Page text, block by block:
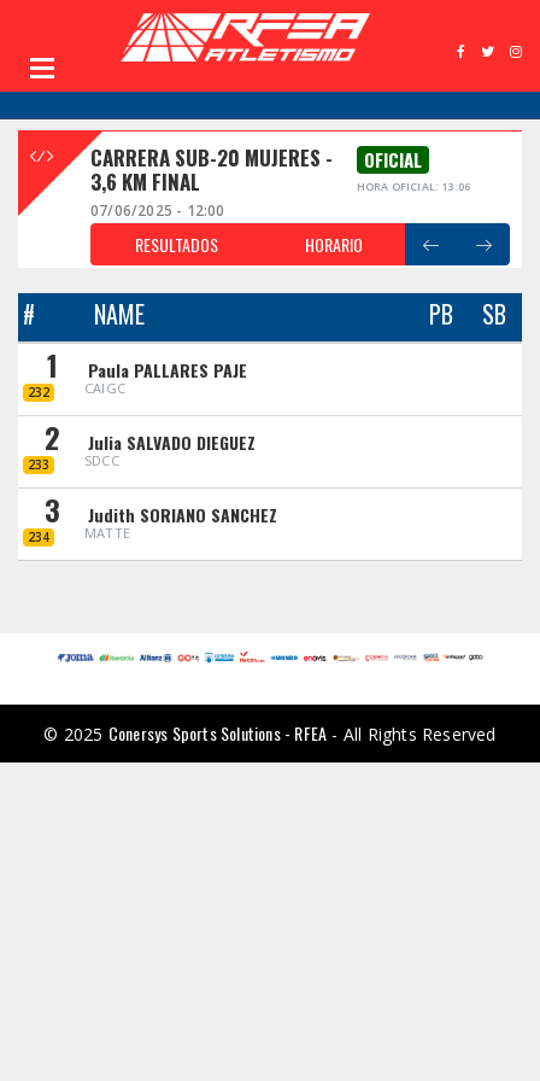
CARRERA SUB-20 MUJERES -
3,6 KM FINAL
OFICIAL
HORA OFICIAL: 13:06
07/06/2025 - 12:00
RESULTADOS HORARIO
# NAME PB SB
1
232
Paula PALLARES PAJE
CAIGC
2
233
Julia SALVADO DIEGUEZ
SDCC
3
234
Judith SORIANO SANCHEZ
MATTE
© 2025 Conersys Sports Solutions - RFEA - All Rights Reserved